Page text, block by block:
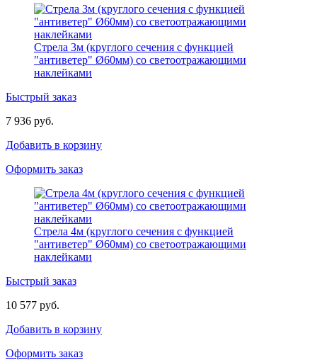
Стрела 3м (круглого сечения с функцией
"антиветер" Ø60мм) со светоотражающими
наклейками
Быстрый заказ
7 936 руб.
Добавить в корзину
Оформить заказ
Стрела 4м (круглого сечения с функцией
"антиветер" Ø60мм) со светоотражающими
наклейками
Быстрый заказ
10 577 руб.
Добавить в корзину
Оформить заказ